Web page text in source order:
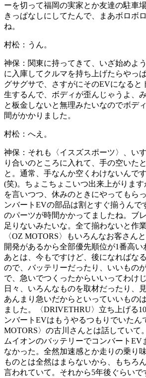
ーを切って福岡の実家とか友達の駐車
きっぱなしにしてたんで、まあボロボ
ね。
村松： うん。
神保： 関東に持ってきて、いざ始めよ
に入庫してクルマを持ち上げたらやっ
グサグサで、さすがにそのEVになると
生するんで、ボディが歪んじゃうよ、
と板金しないと無理みたいなのでボデ
間がかかりました。
村松： へえ。
神保： それも〈イスズスポーツ〉、い
り合いのところに入れて、手の空いた
と。通常、手なんか空くわけないんで
(笑)。ちょこちょこいつ出来上がりま
を言いつつ、休みのときにやってもら
ンバートEVの部品は割とすぐ揃うんで
のパーツが時間かかってましたね。ブ
足りないみたいな。全て揃わないと作
〈OZ MOTORS〉もいろんなお客さん
開発があるから全部優先順位が1番高い
あとは、今もですけど、後になればな
ので、バッテリーだったり、いいもの
で、急いでつくったからいいってわけ
日々、いろんなものを取材だったり、
あんまり急いだからといっていいもの
ました。〈DRIVETHRU〉立ち上げる
ンバートEVはもうやるつもりでいたん
MOTORS〉の古川さんとは話していて
ムイオンのバッテリーでコンバートEV
なかった。全然加速感とか走りの乗り
ものとは全然はまらないから、もちろ
言われていて。それから5年後ぐらいで